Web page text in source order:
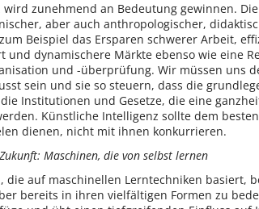
zunehmend an Bedeutung gewinnen.
aber auch anthropologischer,
Beispiel das Ersparen schwerer Arbeit,
und dynamischere Märkte ebenso wie eine
und -überprüfung. Wir müssen uns
sein und sie so steuern, dass die
Institutionen und Gesetze, die eine
Künstliche Intelligenz sollte dem
dienen, nicht mit ihnen konkurrieren.
Maschinen, die von selbst lernen
die auf maschinellen Lerntechniken basiert,
bereits in ihren vielfältigen Formen zu